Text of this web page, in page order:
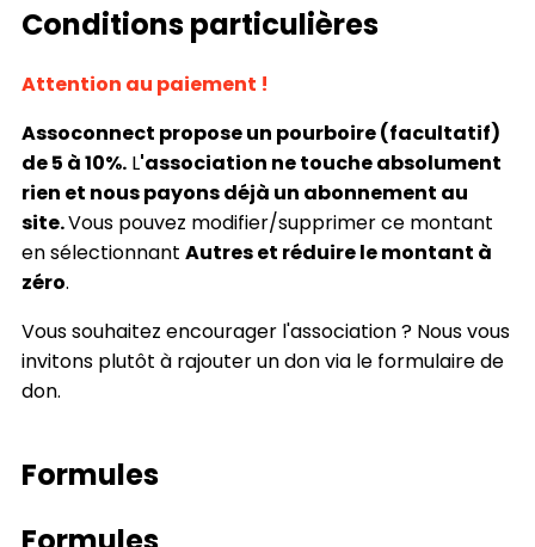
Conditions particulières
Attention au paiement !
Assoconnect propose un pourboire (facultatif)
de 5 à 10%. L'association ne touche absolument
rien et nous payons déjà un abonnement au
site.Vous pouvez modifier/supprimer ce montant
en sélectionnant Autres et réduire le montant à
zéro.
Vous souhaitez encourager l'association ? Nous vous
invitons plutôt à rajouter un don via le formulaire de
don.
Formules